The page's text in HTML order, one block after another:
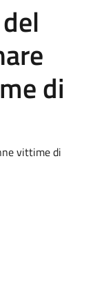
di
vittime di